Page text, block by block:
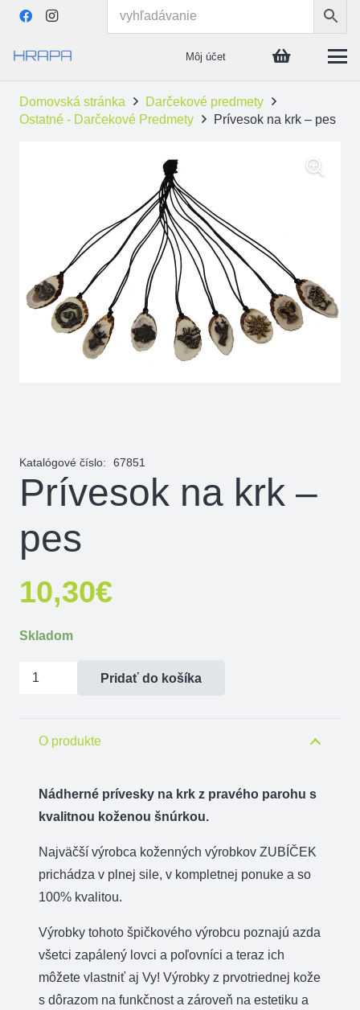
Môj účet
Domovská stránka
Darčekové predmety
Ostatné - Darčekové Predmety
Prívesok na krk – pes
Katalógové číslo: 67851
Prívesok na krk –
pes
10,30€
Skladom
množstvo
Pridať do košíka
O produkte
Nádherné prívesky na krk z pravého parohu s
kvalitnou koženou šnúrkou.
Najväčší výrobca koženných výrobkov ZUBÍČEK
prichádza v plnej sile, v kompletnej ponuke a so
100% kvalitou.
Výrobky tohoto špičkového výrobcu poznajú azda
všetci zapálený lovci a poľovníci a teraz ich
môžete vlastniť aj Vy! Výrobky z prvotriednej kože
s dôrazom na funkčnost a zároveň na estetiku a